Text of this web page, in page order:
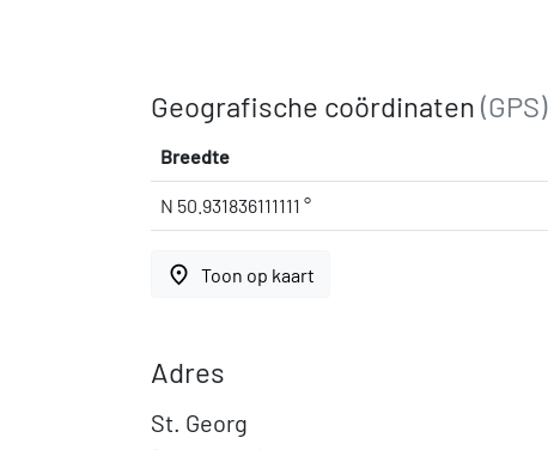
Geografische coördinaten (GPS)
Breedte
N 50.931836111111 °
place Toon op kaart
Adres
St. Georg